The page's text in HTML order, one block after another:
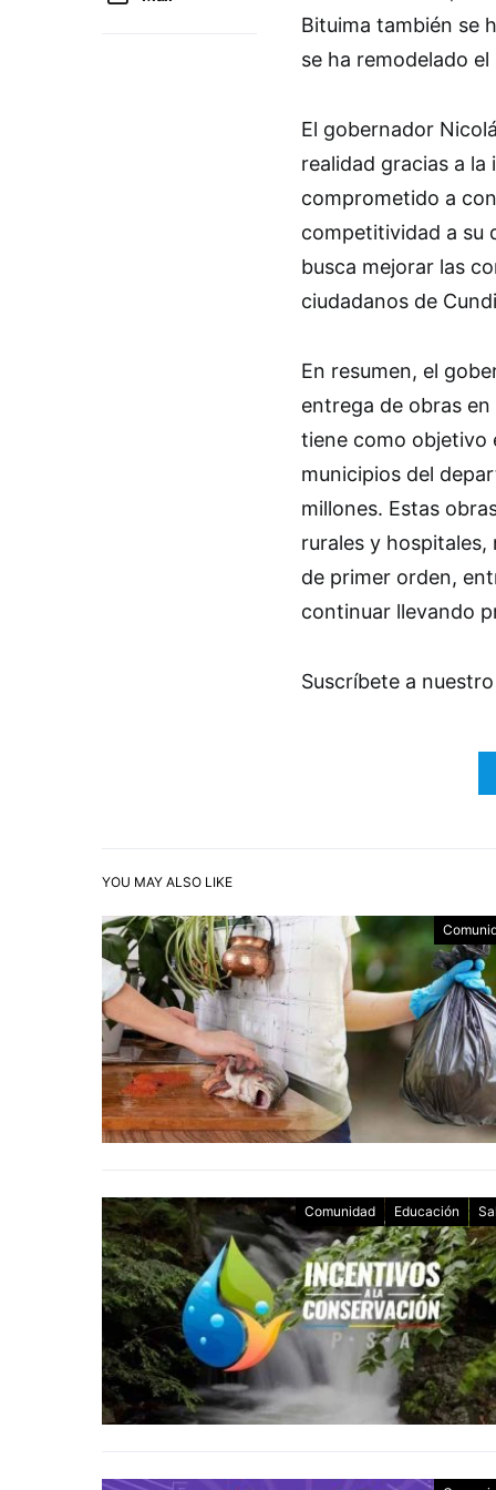
Bituima también se
se ha remodelado
El gobernador
realidad gracias a la
comprometido a
competitividad a su
busca mejorar las
ciudadanos de
En resumen, el
entrega de obras
tiene como objetivo
municipios del
millones. Estas
rurales y
de primer orden,
continuar llevando
Suscríbete a
YOU MAY ALSO LIKE
Comunidad Educación